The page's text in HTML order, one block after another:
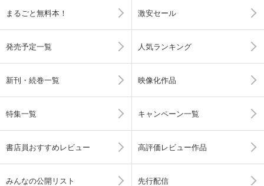
まるごと無料本！ 激安セール
発売予定一覧 人気ランキング
新刊・続巻一覧 映像化作品
特集一覧 キャンペーン一覧
書店員おすすめレビュー 高評価レビュー作品
みんなの公開リスト 先行配信